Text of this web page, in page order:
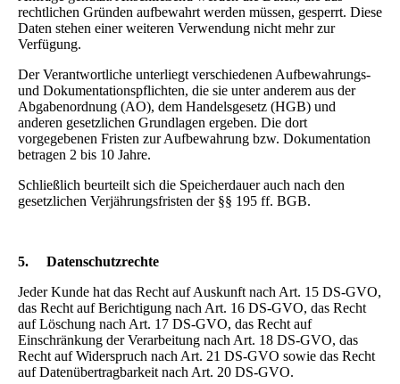
rechtlichen Gründen aufbewahrt werden müssen, gesperrt. Diese
Daten stehen einer weiteren Verwendung nicht mehr zur
Verfügung.
Der Verantwortliche unterliegt verschiedenen Aufbewahrungs-
und Dokumentationspflichten, die sie unter anderem aus der
Abgabenordnung (AO), dem Handelsgesetz (HGB) und
anderen gesetzlichen Grundlagen ergeben. Die dort
vorgegebenen Fristen zur Aufbewahrung bzw. Dokumentation
betragen 2 bis 10 Jahre.
Schließlich beurteilt sich die Speicherdauer auch nach den
gesetzlichen Verjährungsfristen der §§ 195 ff. BGB.
5. Datenschutzrechte
Jeder Kunde hat das Recht auf Auskunft nach Art. 15 DS-GVO,
das Recht auf Berichtigung nach Art. 16 DS-GVO, das Recht
auf Löschung nach Art. 17 DS-GVO, das Recht auf
Einschränkung der Verarbeitung nach Art. 18 DS-GVO, das
Recht auf Widerspruch nach Art. 21 DS-GVO sowie das Recht
auf Datenübertragbarkeit nach Art. 20 DS-GVO.